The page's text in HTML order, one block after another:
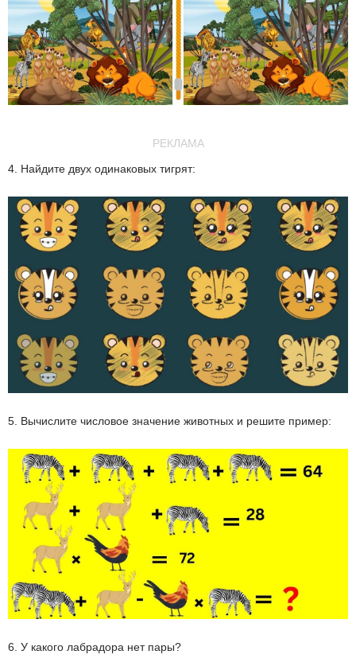
РЕКЛАМА
4. Найдите двух одинаковых тигрят:
5. Вычислите числовое значение животных и решите пример:
6. У какого лабрадора нет пары?